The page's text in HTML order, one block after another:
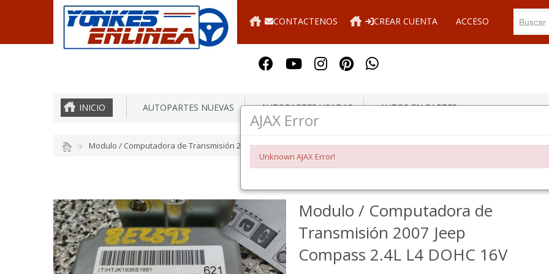
CONTACTENOS CREAR CUENTA ACCESO
INICIO AUTOPARTES NUEVAS AUTOPARTES USADAS AUTOS EN PARTES
Modulo / Computadora de Transmisión 2007 Jeep Compass 2.4L L4 DOHC 16V
Modulo / Computadora de
Transmisión 2007 Jeep
Compass 2.4L L4 DOHC 16V
AJAX Error
Unknown AJAX Error!